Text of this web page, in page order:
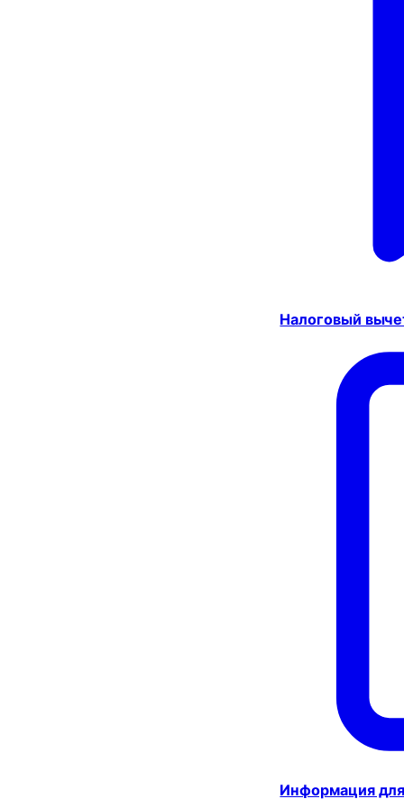
Налоговый
Информация